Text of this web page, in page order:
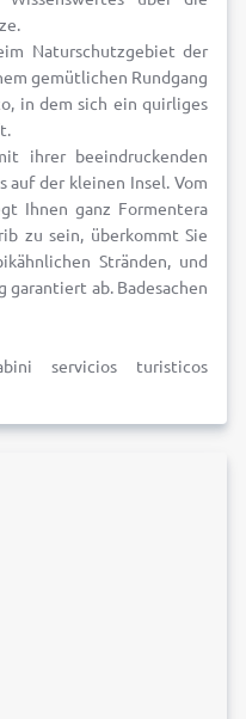
Naturschutzgebiet der
gemütlichen Rundgang
in dem sich ein quirliges
ihrer beeindruckenden
der kleinen Insel. Vom
Ihnen ganz Formentera
zu sein, überkommt Sie
Stränden, und
garantiert ab. Badesachen
servicios turisticos